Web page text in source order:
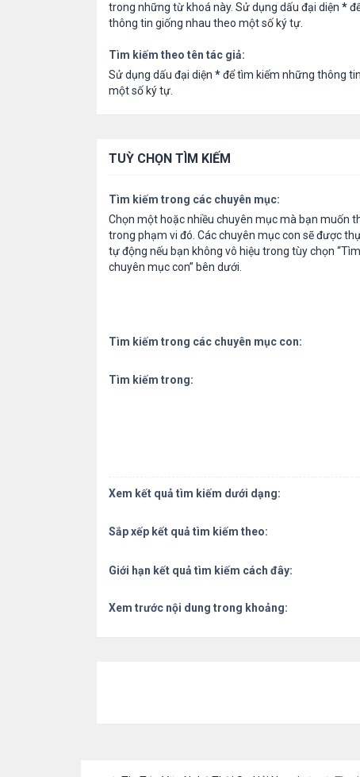
trong những từ khoá này. Sử dụng dấu đại diện *
thông tin giống nhau theo một số ký tự.
Tìm kiếm theo tên tác giả:
Sử dụng dấu đại diện *để tìm kiếm những thông
một số ký tự.
TUỲ CHỌN TÌM KIẾM
Tìm kiếm trong các chuyên mục:
Chọn một hoặc nhiều chuyên mục mà bạn muốn
trong phạm vi đó. Các chuyên mục con sẽ được
tự động nếu bạn không vô hiệu trong tùy chọn
chuyên mục con” bên dưới.
Tìm kiếm trong các chuyên mục con:
Tìm kiếm trong:
Xem kết quả tìm kiếm dưới dạng:
Sắp xếp kết quả tìm kiếm theo:
Giới hạn kết quả tìm kiếm cách đây:
Xem trước nội dung trong khoảng: